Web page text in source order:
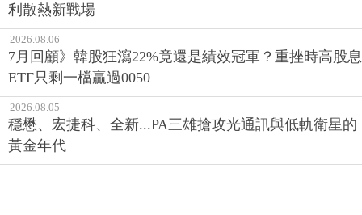
利散熱新戰場
2026.08.06
7月回顧》韓股狂瀉22%竟還是績效冠軍？重挫時高股息
ETF只剩一檔贏過0050
2026.08.05
穩懋、宏捷科、全新...PA三雄搶攻光通訊與低軌衛星的
黃金年代